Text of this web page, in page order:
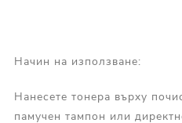
Начин на използване:
Нанесете тонера върху
памучен тампон или